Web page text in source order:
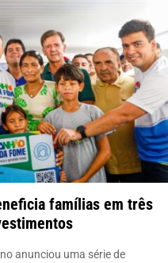
famílias em três
anunciou uma série de